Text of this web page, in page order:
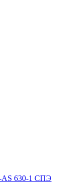
AS 630-1 СПЭ